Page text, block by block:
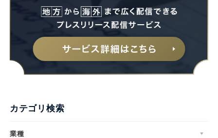
カテゴリ検索
業種